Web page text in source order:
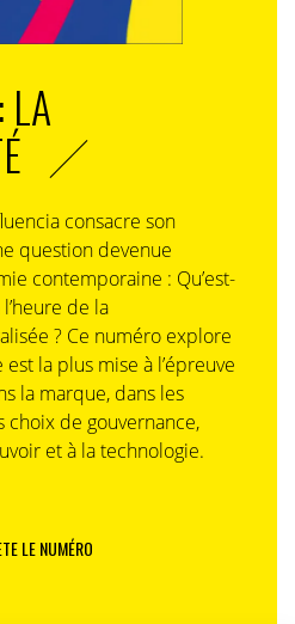
consacre son
question devenue
contemporaine : Qu’est-
de la
? Ce numéro explore
la plus mise à l’épreuve
la marque, dans les
choix de gouvernance,
et à la technologie.
LE NUMÉRO